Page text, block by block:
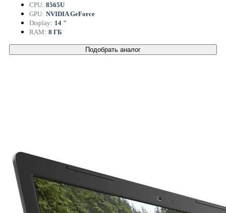
CPU: 8565U
GPU: NVIDIA GeForce
Display: 14 "
RAM: 8 ГБ
Подобрать аналог